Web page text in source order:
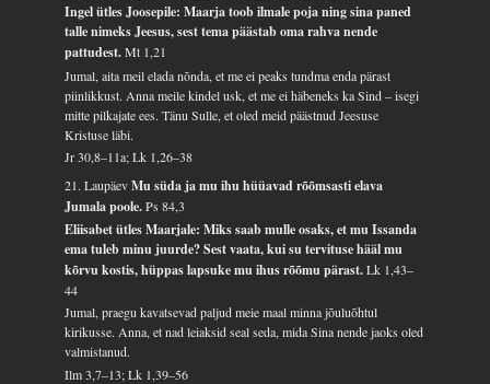
Ingel ütles Joosepile: Maarja toob ilmale poja ning sina paned
talle nimeks Jeesus, sest tema päästab oma rahva nende
pattudest.Mt 1,21
Jumal, aita meil elada nõnda, et me ei peaks tundma enda pärast
piinlikkust. Anna meile kindel usk, et me ei häbeneks ka Sind – isegi
mitte pilkajate ees. Tänu Sulle, et oled meid päästnud Jeesuse
Kristuse läbi.
Jr 30,8–11a; Lk 1,26–38
21. LaupäevMu süda ja mu ihu hüüavad rõõmsasti elava
Jumala poole.Ps 84,3
Eliisabet ütles Maarjale: Miks saab mulle osaks, et mu Issanda
ema tuleb minu juurde? Sest vaata, kui su tervituse hääl mu
kõrvu kostis, hüppas lapsuke mu ihus rõõmu pärast.Lk 1,43–
44
Jumal, praegu kavatsevad paljud meie maal minna jõuluõhtul
kirikusse. Anna, et nad leiaksid seal seda, mida Sina nende jaoks oled
valmistanud.
Ilm 3,7–13; Lk 1,39–56